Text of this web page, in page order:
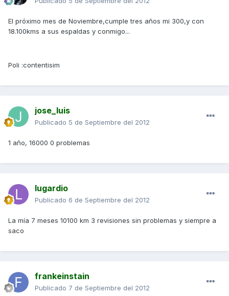
El próximo mes de Noviembre,cumple tres años mi 300,y con
18.100kms a sus espaldas y conmigo...
Poli :contentisim
jose_luis
Publicado 5 de Septiembre del 2012
1 año, 16000 0 problemas
lugardio
Publicado 6 de Septiembre del 2012
La mía 7 meses 10100 km 3 revisiones sin problemas y siempre a
saco
frankeinstain
Publicado 7 de Septiembre del 2012